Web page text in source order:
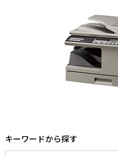
キーワードから探す